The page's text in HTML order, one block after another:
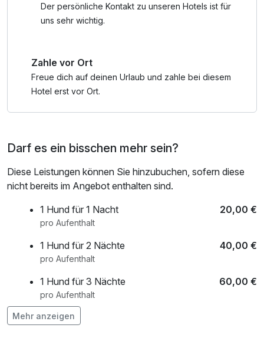
Flora und Fauna der Ostseeküste erkunden.
Die Appartements sind im Dachgeschoss über eine
schmale Treppe zu erreichen, ein Fahrstuhl ist nicht
vorhanden.
Der persönliche Kontakt zu unseren Hotels ist für
uns sehr wichtig.
Zahle vor Ort
Freue dich auf deinen Urlaub und zahle bei diesem
Hotel erst vor Ort.
Darf es ein bisschen mehr sein?
Diese Leistungen können Sie hinzubuchen, sofern diese
nicht bereits im Angebot enthalten sind.
1 Hund für 1 Nacht
20,00 €
pro Aufenthalt
1 Hund für 2 Nächte 40,00 €
pro Aufenthalt
1 Hund für 3 Nächte 60,00 €
pro Aufenthalt
1 Hund für 4 Nächte
Mehr anzeigen